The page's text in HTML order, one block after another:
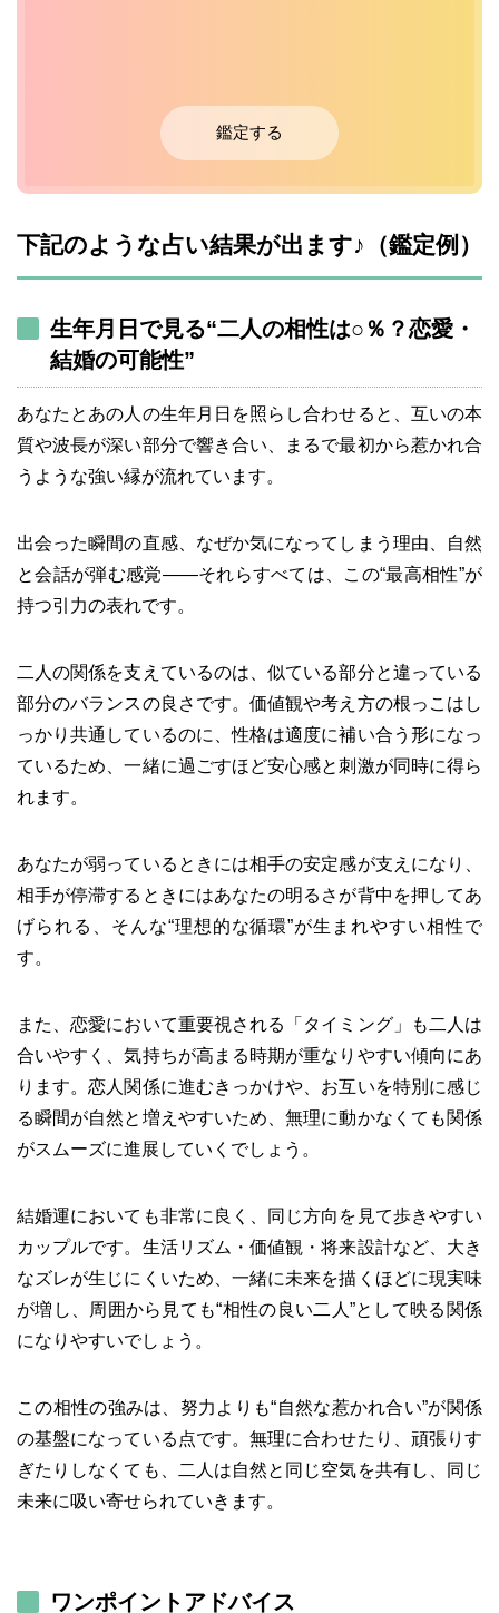
鑑定する
下記のような占い結果が出ます♪（鑑定例）
生年月日で見る“二人の相性は○％？恋愛・
結婚の可能性”
あなたとあの人の生年月日を照らし合わせると、互いの本
質や波長が深い部分で響き合い、まるで最初から惹かれ合
うような強い縁が流れています。
出会った瞬間の直感、なぜか気になってしまう理由、自然
と会話が弾む感覚——それらすべては、この“最高相性”が
持つ引力の表れです。
二人の関係を支えているのは、似ている部分と違っている
部分のバランスの良さです。価値観や考え方の根っこはし
っかり共通しているのに、性格は適度に補い合う形になっ
ているため、一緒に過ごすほど安心感と刺激が同時に得ら
れます。
あなたが弱っているときには相手の安定感が支えになり、
相手が停滞するときにはあなたの明るさが背中を押してあ
げられる、そんな“理想的な循環”が生まれやすい相性で
す。
また、恋愛において重要視される「タイミング」も二人は
合いやすく、気持ちが高まる時期が重なりやすい傾向にあ
ります。恋人関係に進むきっかけや、お互いを特別に感じ
る瞬間が自然と増えやすいため、無理に動かなくても関係
がスムーズに進展していくでしょう。
結婚運においても非常に良く、同じ方向を見て歩きやすい
カップルです。生活リズム・価値観・将来設計など、大き
なズレが生じにくいため、一緒に未来を描くほどに現実味
が増し、周囲から見ても“相性の良い二人”として映る関係
になりやすいでしょう。
この相性の強みは、努力よりも“自然な惹かれ合い”が関係
の基盤になっている点です。無理に合わせたり、頑張りす
ぎたりしなくても、二人は自然と同じ空気を共有し、同じ
未来に吸い寄せられていきます。
ワンポイントアドバイス